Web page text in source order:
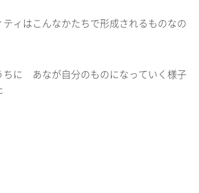
ィはこんなかたちで形成されるものなの
ちに あなが自分のものになっていく様子